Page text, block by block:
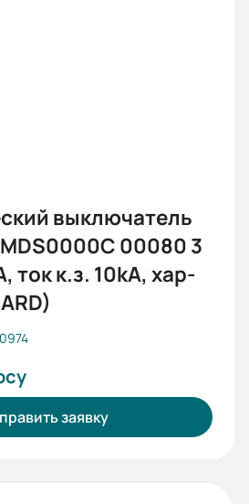
выключатель
00080 3
ток к.з. 10kA, хар-
заявку